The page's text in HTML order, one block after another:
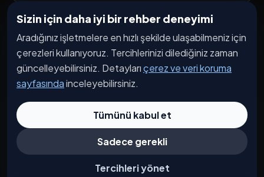
Sizin için daha iyi bir rehber deneyimi
Aradığınız işletmelere en hızlı şekilde ulaşabilmeniz için
çerezleri kullanıyoruz. Tercihlerinizi dilediğiniz zaman
güncelleyebilirsiniz. Detaylarıçerez ve veri koruma
sayfasındainceleyebilirsiniz.
Tümünü kabul et
Sadece gerekli
Tercihleri yönet
Keşfet
İşletmeler
Etkinlikler
Kampanyalar
Haberler
İşletme Başvurusu
Kurumsal